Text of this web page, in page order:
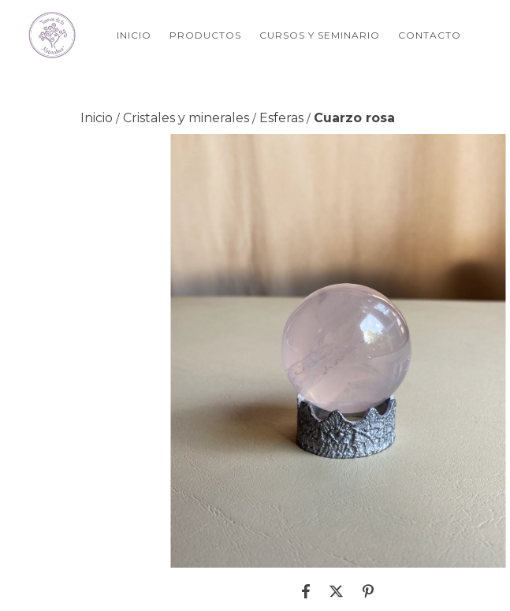
INICIO PRODUCTOS CURSOS Y SEMINARIO CONTACTO
Inicio / Cristales y minerales / Esferas / Cuarzo rosa